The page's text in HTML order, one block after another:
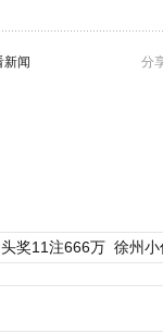
分
新闻
奖11注666万 徐州